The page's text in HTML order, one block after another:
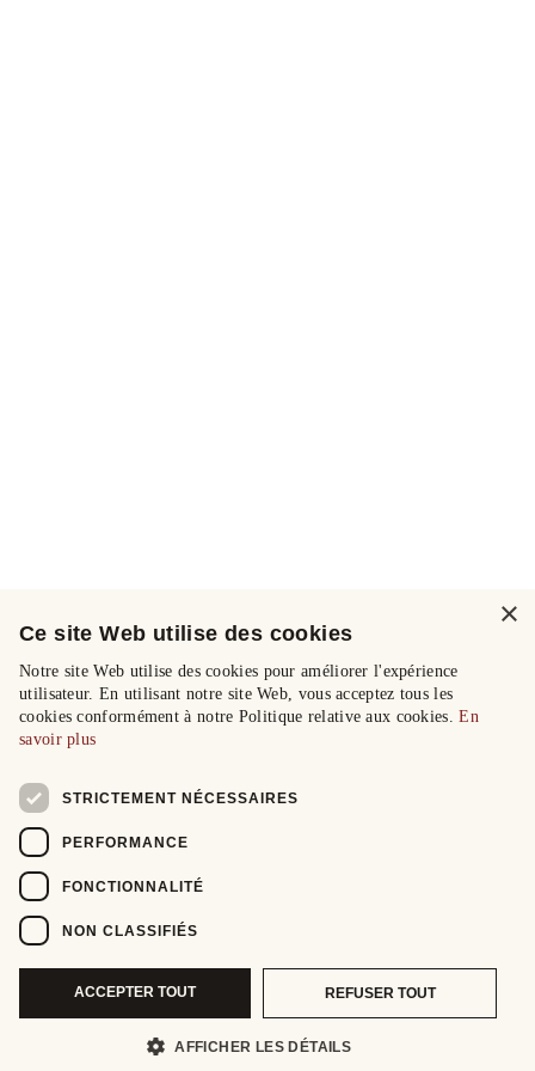
×
Ce site Web utilise des cookies
Notre site Web utilise des cookies pour améliorer l'expérience
utilisateur. En utilisant notre site Web, vous acceptez tous les
cookies conformément à notre Politique relative aux cookies.En
savoir plus
STRICTEMENT NÉCESSAIRES
PERFORMANCE
FONCTIONNALITÉ
NON CLASSIFIÉS
ACCEPTER TOUT REFUSER TOUT
AFFICHER LES DÉTAILS